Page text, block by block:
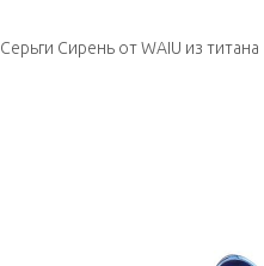
Серьги Сирень от WAIU из титана